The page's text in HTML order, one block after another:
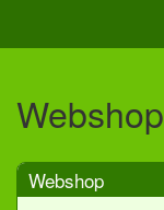
Webshop
Webshop